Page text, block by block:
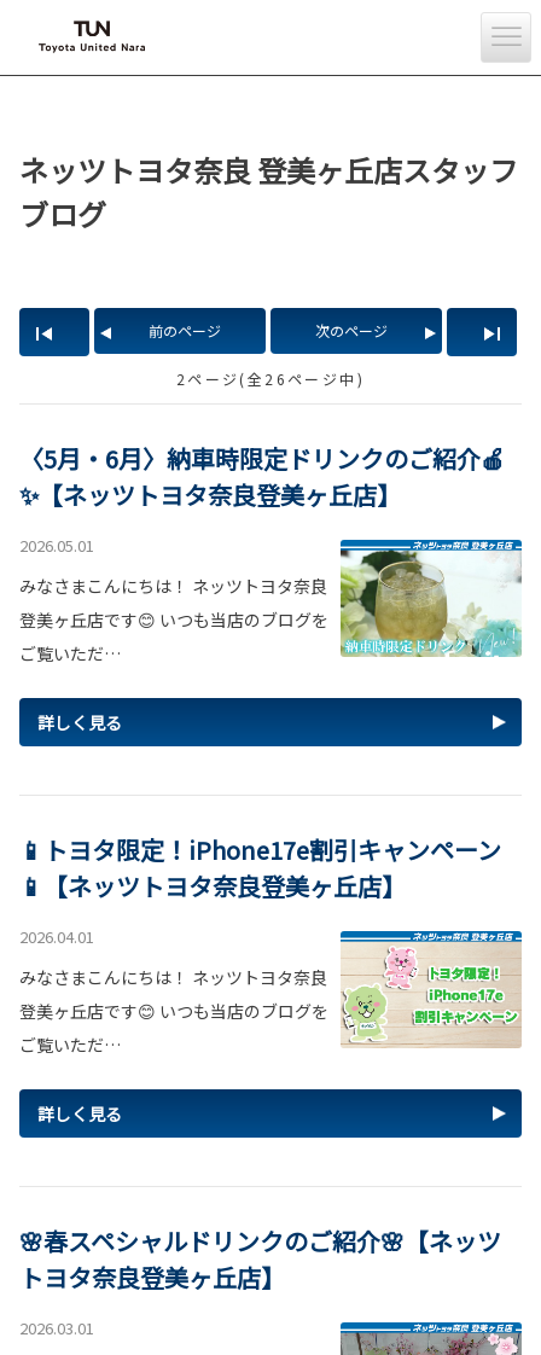
ネッツトヨタ奈良 登美ヶ丘店スタッフ
ブログ
前のページ 次のページ
2ページ(全26ページ中)
〈5月・6月〉納車時限定ドリンクのご紹介🍎
✨【ネッツトヨタ奈良登美ヶ丘店】
2026.05.01
みなさまこんにちは！ ネッツトヨタ奈良
登美ヶ丘店です😊 いつも当店のブログを
ご覧いただ…
詳しく見る
📱トヨタ限定！iPhone17e割引キャンペーン
📱【ネッツトヨタ奈良登美ヶ丘店】
2026.04.01
みなさまこんにちは！ ネッツトヨタ奈良
登美ヶ丘店です😊 いつも当店のブログを
ご覧いただ…
詳しく見る
🌸春スペシャルドリンクのご紹介🌸【ネッツ
トヨタ奈良登美ヶ丘店】
2026.03.01